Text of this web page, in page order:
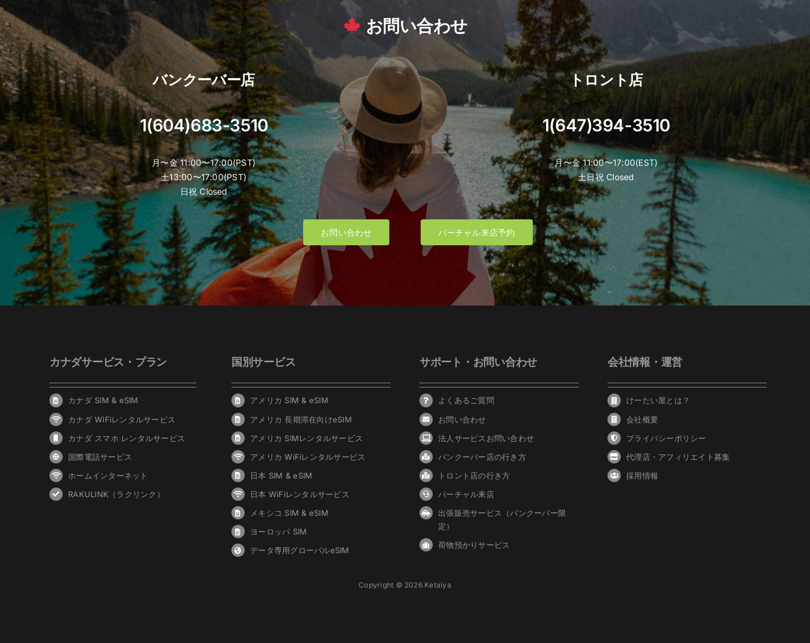
お問い合わせ
バンクーバー店
1(604)683-3510
月〜金 11:00〜17:00(PST)
土13:00〜17:00(PST)
日祝 Closed
トロント店
1(647)394-3510
月〜金 11:00〜17:00(EST)
土日祝 Closed
お問い合わせ バーチャル来店予約
カナダサービス・プラン
カナダ SIM & eSIM
カナダ WiFiレンタルサービス
カナダ スマホ レンタルサービス
国際電話サービス
ホームインターネット
RAKULINK（ラクリンク）
国別サービス
アメリカ SIM & eSIM
アメリカ 長期滞在向けeSIM
アメリカ SIMレンタルサービス
アメリカ WiFiレンタルサービス
日本 SIM & eSIM
日本 WiFiレンタルサービス
メキシコ SIM & eSIM
ヨーロッパ SIM
データ専用グローバルeSIM
サポート・お問い合わせ
よくあるご質問
お問い合わせ
法人サービスお問い合わせ
バンクーバー 店の行き方
トロント店の行き方
バーチャル来店
出張販売サービス（バンクーバー限
定）
荷物預かりサービス
会社情報・運営
けーたい屋とは？
会社概要
プライバシーポリシー
代理店・アフィリエイト募集
採用情報
Copyright © 2026 Ketaiya